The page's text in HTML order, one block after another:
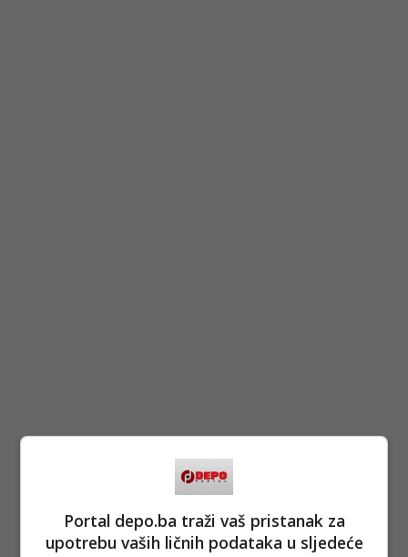
Portal depo.ba traži vaš pristanak za
upotrebu vaših ličnih podataka u sljedeće